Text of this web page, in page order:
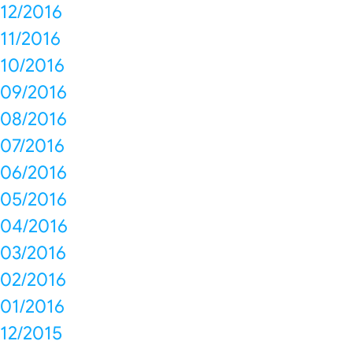
12/2016
11/2016
10/2016
09/2016
08/2016
07/2016
06/2016
05/2016
04/2016
03/2016
02/2016
01/2016
12/2015